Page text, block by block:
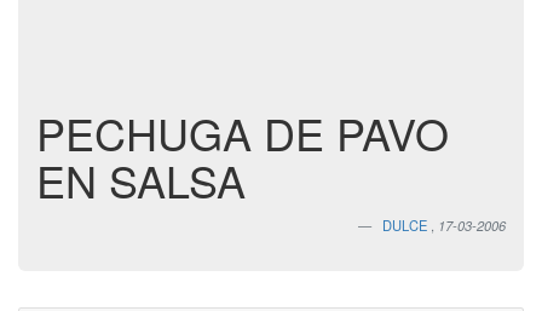
PECHUGA DE PAVO
EN SALSA
DULCE 17-03-2006